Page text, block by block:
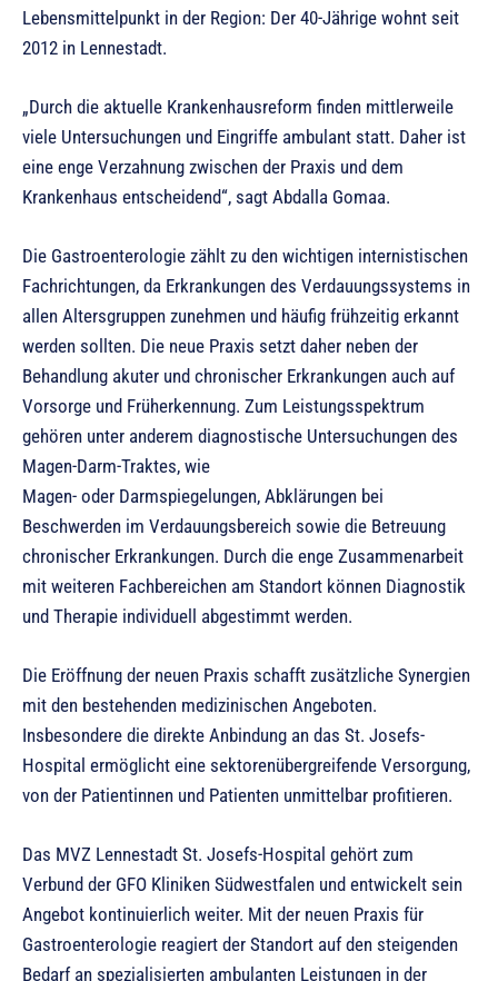
Lebensmittelpunkt in der Region: Der 40-Jährige wohnt seit
2012 in Lennestadt.
„Durch die aktuelle Krankenhausreform finden mittlerweile
viele Untersuchungen und Eingriffe ambulant statt. Daher ist
eine enge Verzahnung zwischen der Praxis und dem
Krankenhaus entscheidend“, sagt Abdalla Gomaa.
Die Gastroenterologie zählt zu den wichtigen internistischen
Fachrichtungen, da Erkrankungen des Verdauungssystems in
allen Altersgruppen zunehmen und häufig frühzeitig erkannt
werden sollten. Die neue Praxis setzt daher neben der
Behandlung akuter und chronischer Erkrankungen auch auf
Vorsorge und Früherkennung. Zum Leistungsspektrum
gehören unter anderem diagnostische Untersuchungen des
Magen-Darm-Traktes, wie
Magen- oder Darmspiegelungen, Abklärungen bei
Beschwerden im Verdauungsbereich sowie die Betreuung
chronischer Erkrankungen. Durch die enge Zusammenarbeit
mit weiteren Fachbereichen am Standort können Diagnostik
und Therapie individuell abgestimmt werden.
Die Eröffnung der neuen Praxis schafft zusätzliche Synergien
mit den bestehenden medizinischen Angeboten.
Insbesondere die direkte Anbindung an das St. Josefs-
Hospital ermöglicht eine sektorenübergreifende Versorgung,
von der Patientinnen und Patienten unmittelbar profitieren.
Das MVZ Lennestadt St. Josefs-Hospital gehört zum
Verbund der GFO Kliniken Südwestfalen und entwickelt sein
Angebot kontinuierlich weiter. Mit der neuen Praxis für
Gastroenterologie reagiert der Standort auf den steigenden
Bedarf an spezialisierten ambulanten Leistungen in der